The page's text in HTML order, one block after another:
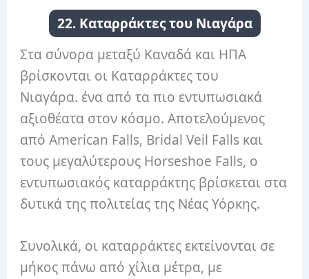
22. Καταρράκτες του Νιαγάρα
Στα σύνορα μεταξύ Καναδά και ΗΠΑ
βρίσκονται οι Καταρράκτες του
Νιαγάρα. ένα από τα πιο εντυπωσιακά
αξιοθέατα στον κόσμο. Αποτελούμενος
από American Falls, Bridal Veil Falls και
τους μεγαλύτερους Horseshoe Falls, ο
εντυπωσιακός καταρράκτης βρίσκεται στα
δυτικά της πολιτείας της Νέας Υόρκης.
Συνολικά, οι καταρράκτες εκτείνονται σε
μήκος πάνω από χίλια μέτρα, με